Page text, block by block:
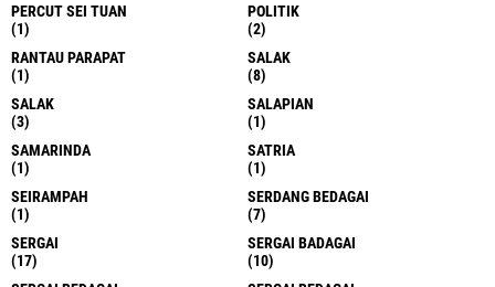
PERCUT SEI TUAN
(1)
POLITIK
(2)
RANTAU PARAPAT
(1)
SALAK
(8)
SALAK
(3)
SALAPIAN
(1)
SAMARINDA
(1)
SATRIA
(1)
SEIRAMPAH
(1)
SERDANG BEDAGAI
(7)
SERGAI
(17)
SERGAI BADAGAI
(10)